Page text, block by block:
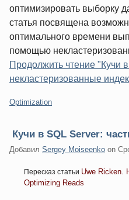
оптимизировать выборку
статья посвящена
оптимального времени
помощью
Продолжить чтение "Кучи
некластеризованные
Категории:
Optimization
Кучи в SQL Server:
Добавил Sergey Moiseenko on
Пересказ статьи Uwe Ricken.
Optimizing Reads